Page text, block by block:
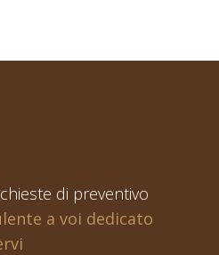
di preventivo
a voi dedicato